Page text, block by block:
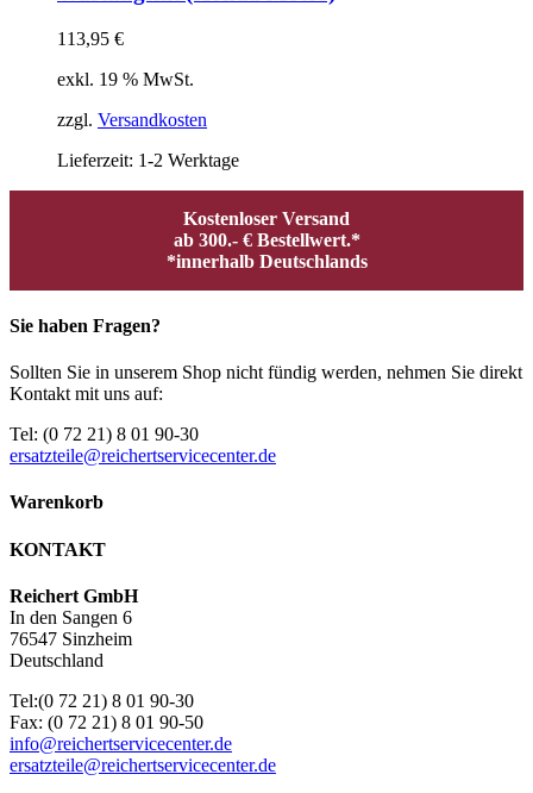
113,95 €
exkl. 19 % MwSt.
zzgl. Versandkosten
Lieferzeit: 1-2 Werktage
Kostenloser Versand
ab 300.- € Bestellwert.*
*innerhalb Deutschlands
Sie haben Fragen?
Sollten Sie in unserem Shop nicht fündig werden, nehmen Sie direkt
Kontakt mit uns auf:
Tel: (0 72 21) 8 01 90-30
ersatzteile@reichertservicecenter.de
Warenkorb
KONTAKT
Reichert GmbH
In den Sangen 6
76547 Sinzheim
Deutschland
Tel:(0 72 21) 8 01 90-30
Fax: (0 72 21) 8 01 90-50
info@reichertservicecenter.de
ersatzteile@reichertservicecenter.de